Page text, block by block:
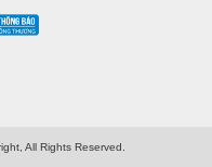
All Rights Reserved.